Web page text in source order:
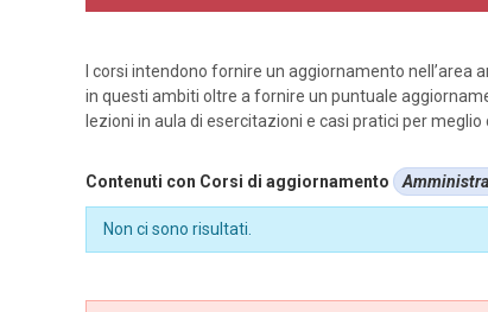
I corsi intendono fornire un aggiornamento
in questi ambiti oltre a fornire un puntuale
lezioni in aula di esercitazioni e casi pratici per
Contenuti con Corsi di aggiornamento
Non ci sono risultati.